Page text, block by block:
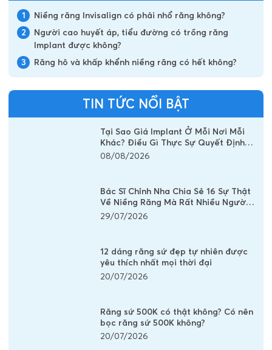
1
Niềng răng Invisalign có phải nhổ răng không?
2
Người cao huyết áp, tiểu đường có trồng răng
Implant được không?
3
Răng hô và khấp khểnh niềng răng có hết không?
TIN TỨC NỔI BẬT
Tại Sao Giá Implant Ở Mỗi Nơi Mỗi
Khác? Điều Gì Thực Sự Quyết Định
Chi Phí Một Chiếc Răng Implant
08/08/2026
Bác Sĩ Chỉnh Nha Chia Sẻ 16 Sự Thật
Về Niềng Răng Mà Rất Nhiều Người
Vẫn Đang Hiểu Sai
29/07/2026
12 dáng răng sứ đẹp tự nhiên được
yêu thích nhất mọi thời đại
20/07/2026
Răng sứ 500K có thật không? Có nên
bọc răng sứ 500K không?
20/07/2026